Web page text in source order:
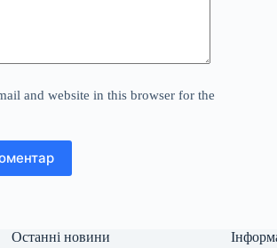
and website in this browser for the
Останні новини